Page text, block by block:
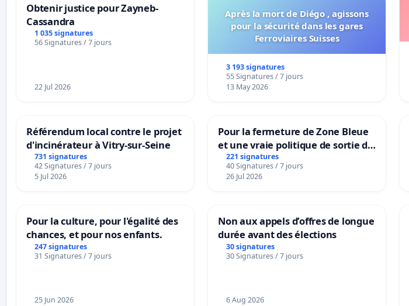
Obtenir justice pour Zayneb-
Cassandra
1 035 signatures
56 Signatures / 7 jours
22 Jul 2026
Après la mort de Diégo , agissons
pour la sécurité dans les gares
Ferroviaires Suisses
3 193 signatures
55 Signatures / 7 jours
13 May 2026
Référendum local contre le projet
d'incinérateur à Vitry-sur-Seine
731 signatures
42 Signatures / 7 jours
5 Jul 2026
Pour la fermeture de Zone Bleue
et une vraie politique de sortie de
la dépendance
221 signatures
40 Signatures / 7 jours
26 Jul 2026
Pour la culture, pour l'égalité des
chances, et pour nos enfants.
247 signatures
31 Signatures / 7 jours
25 Jun 2026
Non aux appels d’offres de longue
durée avant des élections
30 signatures
30 Signatures / 7 jours
6 Aug 2026